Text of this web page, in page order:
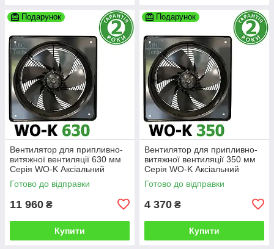
Подарунок
Вентилятор для припливно-
витяжної вентиляції 630 мм
Серія WO-K Аксіальний
вентилятор низького тиску
QuickAir
Готово до відправки
11 960 ₴
Купити
Подарунок
Вентилятор для припливно-
витяжної вентиляції 350 мм
Серія WO-K Аксіальний
вентилятор низького тиску
QuickAir
Готово до відправки
4 370 ₴
Купити